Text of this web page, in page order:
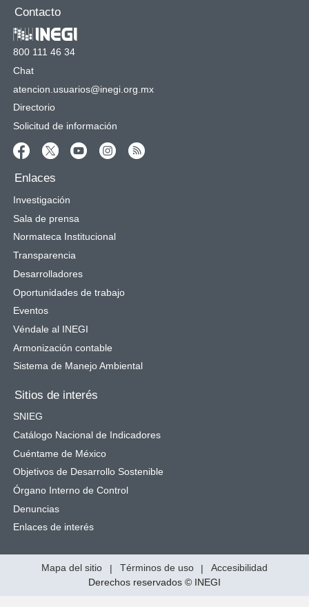
Contacto
800 111 46 34
Chat
atencion.usuarios@inegi.org.mx
Directorio
Solicitud de información
Enlaces
Investigación
Sala de prensa
Normateca Institucional
Transparencia
Desarrolladores
Oportunidades de trabajo
Eventos
Véndale al INEGI
Armonización contable
Sistema de Manejo Ambiental
Sitios de interés
SNIEG
Catálogo Nacional de Indicadores
Cuéntame de México
Objetivos de Desarrollo Sostenible
Órgano Interno de Control
Denuncias
Enlaces de interés
Mapa del sitio | Términos de uso |
Accesibilidad
Derechos reservados © INEGI